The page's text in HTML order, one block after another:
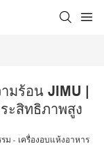
มร้อน JIMU |
ะสิทธิภาพสูง
ม - เครื่องอบแห้งอาหาร